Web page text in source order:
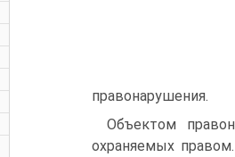
правонарушения.
Объектом
охраняемых